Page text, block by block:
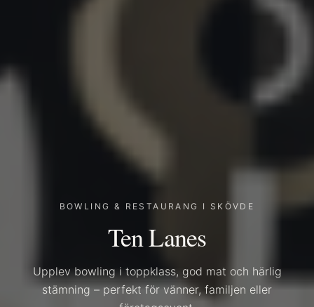
BOWLING & RESTAURANG I SKÖVDE
Ten Lanes
Upplev bowling i toppklass, god mat och härlig
stämning – perfekt för vänner, familjen eller